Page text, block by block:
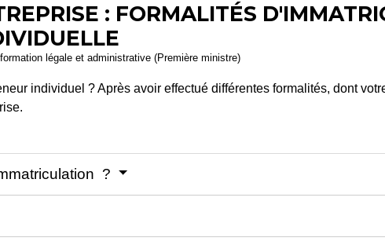
: FORMALITÉS
légale et administrative (Première ministre)
individuel ? Après avoir effectué différentes formalités, dont
?